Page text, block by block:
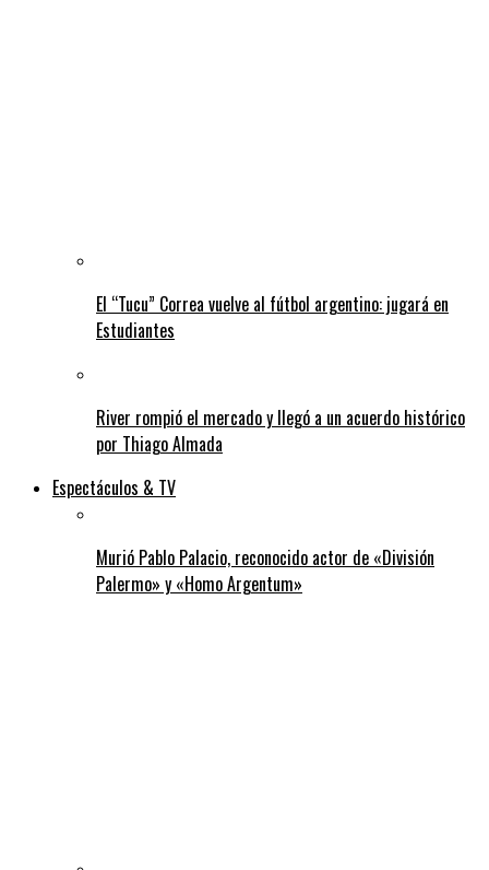
El “Tucu” Correa vuelve al fútbol argentino: jugará en
Estudiantes
River rompió el mercado y llegó a un acuerdo histórico
por Thiago Almada
Espectáculos & TV
Murió Pablo Palacio, reconocido actor de «División
Palermo» y «Homo Argentum»